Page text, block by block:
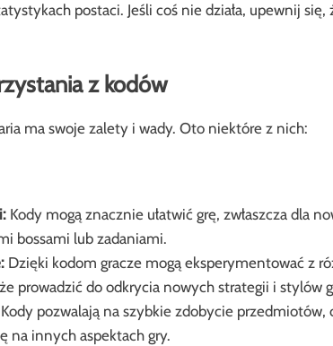
postaci. Jeśli coś nie działa, upewnij się,
z kodów
ma swoje zalety i wady. Oto niektóre z nich:
Kody mogą znacznie ułatwić grę, zwłaszcza dla
bossami lub zadaniami.
Dzięki kodom gracze mogą eksperymentować z
prowadzić do odkrycia nowych strategii i stylów
pozwalają na szybkie zdobycie przedmiotów,
na innych aspektach gry.